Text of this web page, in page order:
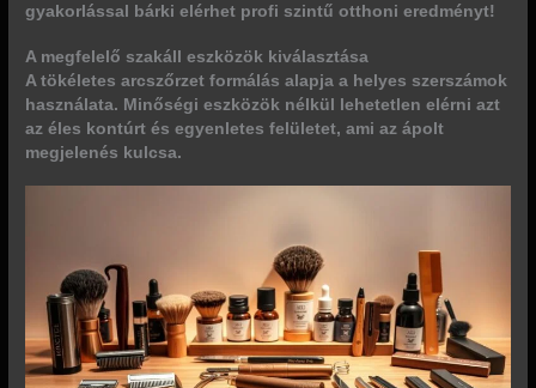
gyakorlással bárki elérhet profi szintű otthoni eredményt!
A megfelelő szakáll eszközök kiválasztása
A tökéletes arcszőrzet formálás alapja a helyes szerszámok
használata. Minőségi eszközök nélkül lehetetlen elérni azt
az éles kontúrt és egyenletes felületet, ami az ápolt
megjelenés kulcsa.